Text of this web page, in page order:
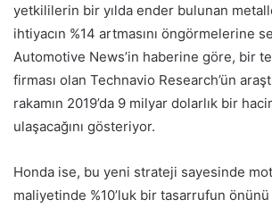
yetkililerin bir yılda ender bulunan
ihtiyacın %14 artmasını öngörmelerine
Automotive News’in haberine göre, bir
firması olan Technavio Research’ün
rakamın 2019’da 9 milyar dolarlık bir
ulaşacağını gösteriyor.
Honda ise, bu yeni strateji sayesinde
maliyetinde %10’luk bir tasarrufun önünü